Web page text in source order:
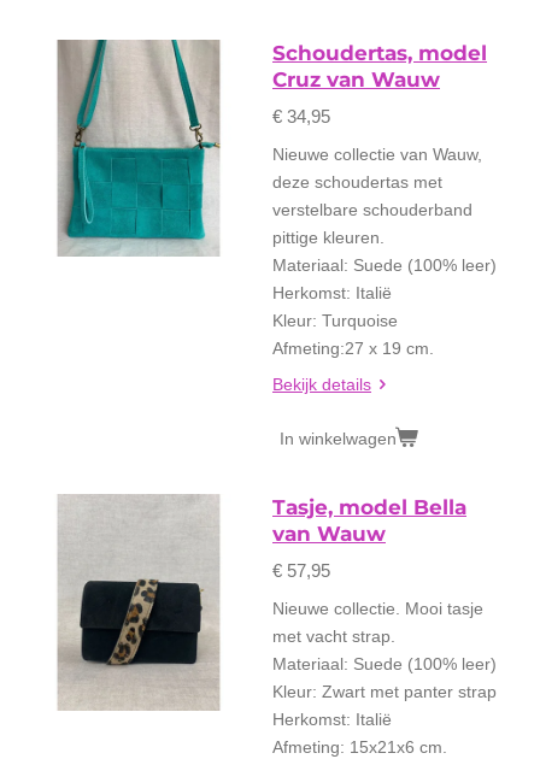
Schoudertas, model
Cruz van Wauw
€ 34,95
Nieuwe collectie van Wauw,
deze schoudertas met
verstelbare schouderband
pittige kleuren.
Materiaal: Suede (100% leer)
Herkomst: Italië
Kleur: Turquoise
Afmeting:27 x 19 cm.
Bekijk details
In winkelwagen
Tasje, model Bella
van Wauw
€ 57,95
Nieuwe collectie. Mooi tasje
met vacht strap.
Materiaal: Suede (100% leer)
Kleur: Zwart met panter strap
Herkomst: Italië
Afmeting: 15x21x6 cm.